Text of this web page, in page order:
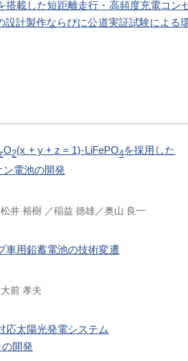
搭載した短距離走行・高頻度充電コン
設計製作ならびに公道実証試験による
O2(x + y + z = 1)-LiFePO4を採用した
電池の開発
松井 裕樹 稲益 徳雄 奥山 良一
車用鉛蓄電池の技術変遷
大前 孝夫
応太陽光発電システム
開発